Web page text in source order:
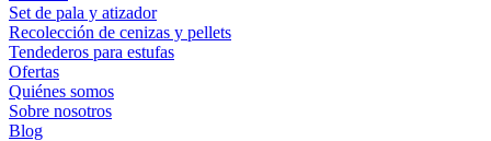
Set de pala y atizador
Recolección de cenizas y pellets
Tendederos para estufas
Ofertas
Quiénes somos
Sobre nosotros
Blog